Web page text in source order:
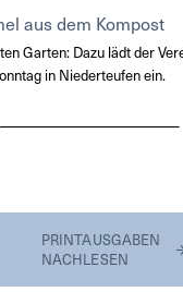
aus dem Kompost
Garten: Dazu lädt der
in Niederteufen ein.
PRINTAUSGABEN
NACHLESEN